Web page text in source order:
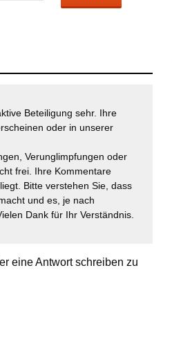
Beteiligung sehr. Ihre
oder in unserer
Verunglimpfungen oder
frei. Ihre Kommentare
Bitte verstehen Sie, dass
und es, je nach
Dank für Ihr Verständnis.
eine Antwort schreiben zu